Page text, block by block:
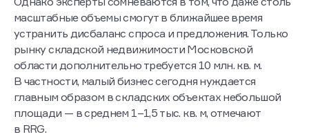
Однако эксперты сомневаются в том, что даже столь
масштабные объемы смогут в ближайшее время
устранить дисбаланс спроса и предложения. Только
рынку складской недвижимости Московской
области дополнительно требуется 10 млн. кв. м.
В частности, малый бизнес сегодня нуждается
главным образом в складских объектах небольшой
площади — в среднем 1–1,5 тыс. кв. м, отмечают